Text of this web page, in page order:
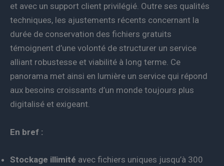
et avec un support client privilégié. Outre ses qualités
techniques, les ajustements récents concernant la
durée de conservation des fichiers gratuits
témoignent d’une volonté de structurer un service
alliant robustesse et viabilité à long terme. Ce
panorama met ainsi en lumière un service qui répond
aux besoins croissants d’un monde toujours plus
digitalisé et exigeant.
En bref :
Stockage illimité avec fichiers uniques jusqu’à 300